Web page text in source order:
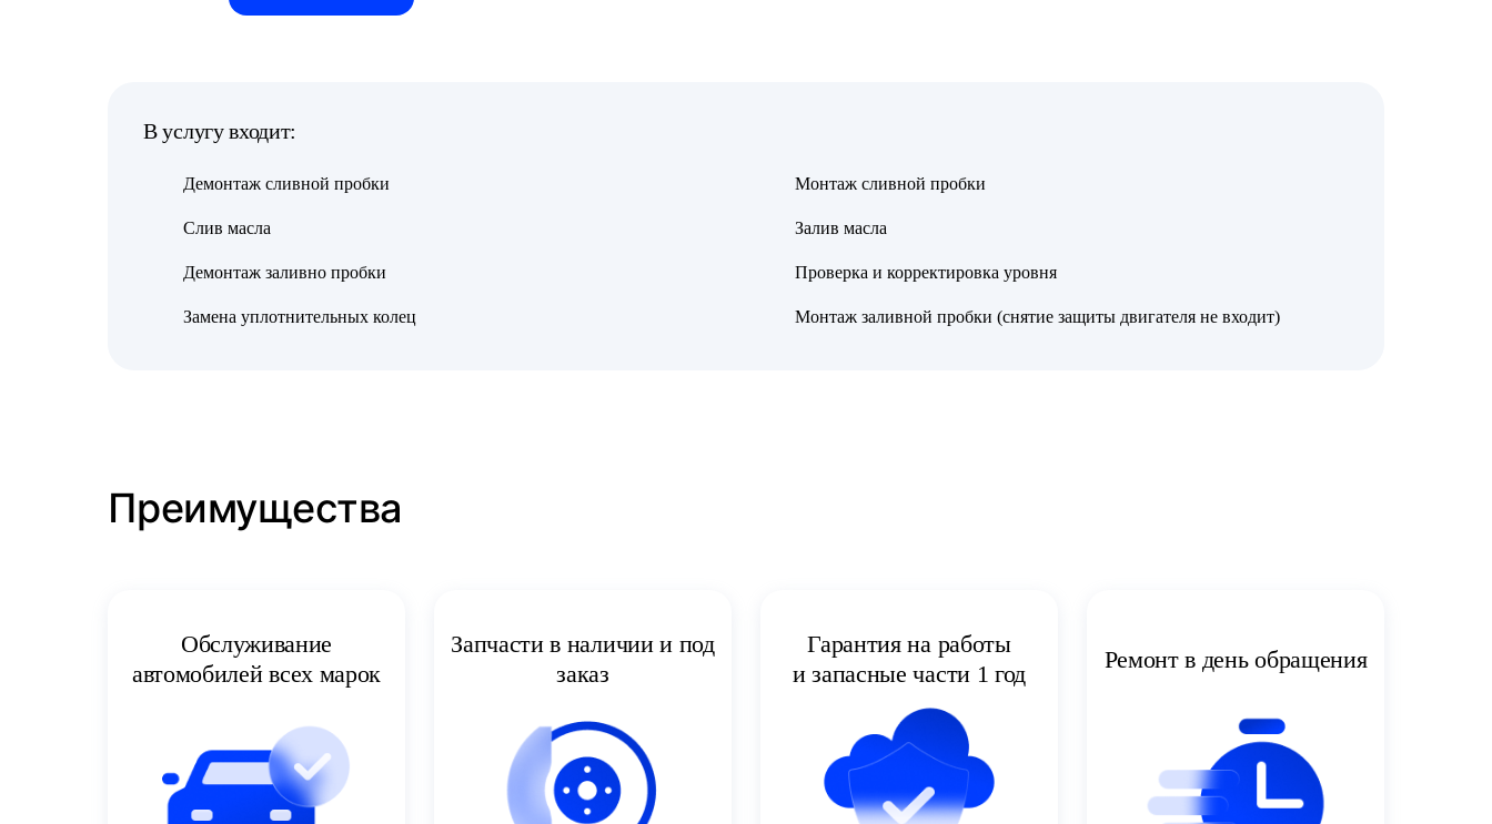
В услугу входит:
Демонтаж сливной пробки
Слив масла
Демонтаж заливно пробки
Замена уплотнительных колец
Монтаж сливной пробки
Залив масла
Проверка и корректировка уровня
Монтаж заливной пробки (снятие защиты двигателя не входит)
Преимущества
Обслуживание
автомобилей всех марок
Запчасти в наличии и под
заказ
Гарантия на работы
и запасные части 1 год
Ремонт в день обращения